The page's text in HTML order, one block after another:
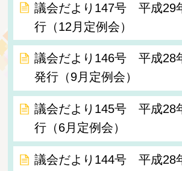
議会だより147号 平成29
行（12月定例会）
議会だより146号 平成28
発行（9月定例会）
議会だより145号 平成28
行（6月定例会）
議会だより144号 平成28